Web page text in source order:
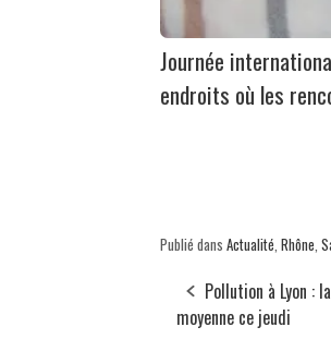
Journée
endroits où les
Publié dans Actualité Rhône
Pollution à Lyon :
moyenne ce jeudi